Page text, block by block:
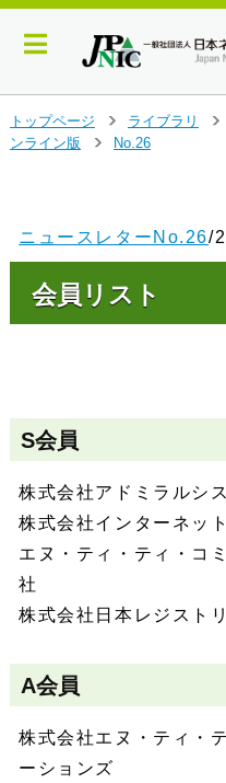
イ
トップページ
>
ライブラリ
ンライン版
No.26
ニュースレターNo.26/
会員リスト
S会員
株式会社アドミラルシ
株式会社インターネッ
エヌ・ティ・ティ・コ
社
株式会社日本レジスト
A会員
株式会社エヌ・ティ・
ーションズ